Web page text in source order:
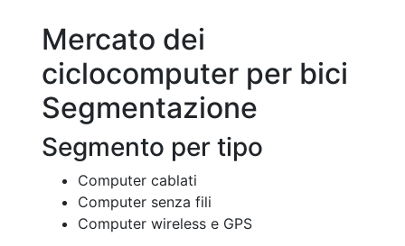
Mercato dei
ciclocomputer per bici
Segmentazione
Segmento per tipo
Computer cablati
Computer senza fili
Computer wireless e GPS